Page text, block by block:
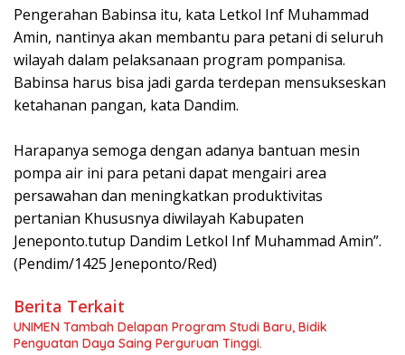
Pengerahan Babinsa itu, kata Letkol Inf Muhammad
Amin, nantinya akan membantu para petani di seluruh
wilayah dalam pelaksanaan program pompanisa.
Babinsa harus bisa jadi garda terdepan mensukseskan
ketahanan pangan, kata Dandim.
Harapanya semoga dengan adanya bantuan mesin
pompa air ini para petani dapat mengairi area
persawahan dan meningkatkan produktivitas
pertanian Khususnya diwilayah Kabupaten
Jeneponto.tutup Dandim Letkol Inf Muhammad Amin”.
(Pendim/1425 Jeneponto/Red)
Berita Terkait
UNIMEN Tambah Delapan Program Studi Baru, Bidik
Penguatan Daya Saing Perguruan Tinggi.